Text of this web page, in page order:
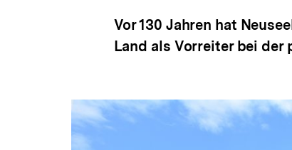
Vor 130 Jahren hat
Land als Vorreiter bei der